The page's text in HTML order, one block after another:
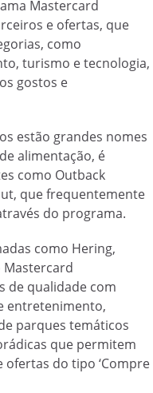
Mastercard
e ofertas, que
como
turismo e tecnologia,
gostos e
estão grandes nomes
alimentação, é
como Outback
que frequentemente
do programa.
como Hering,
Mastercard
de qualidade com
entretenimento,
parques temáticos
que permitem
do tipo ‘Compre